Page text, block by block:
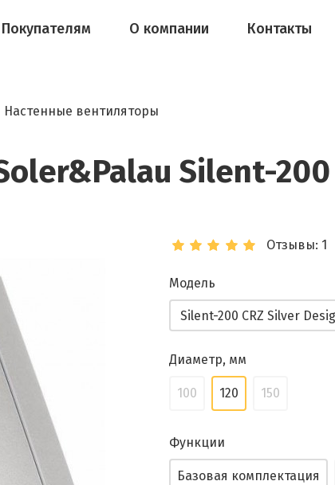
Покупателям О компании Контакты
Настенные вентиляторы
Silent-200
Отзывы: 1
Модель
Диаметр, мм
100 120 150
Функции
Базовая комплектация